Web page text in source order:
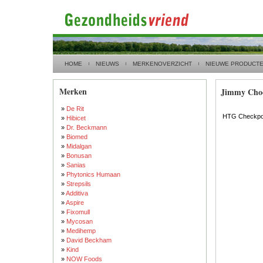
HOME NIEUWS MERKENOVERZICHT NIEUWE
Merken
» De Rit
» Hibicet
» Dr. Beckmann
» Biomed
» Midalgan
» Bonusan
» Sanias
» Phytonics Humaan
» Strepsils
»Additiva
»Aspire
» Fixomull
» Mycosan
» Medihemp
» David Beckham
» Kind
» NOW Foods
Jimmy
HTG